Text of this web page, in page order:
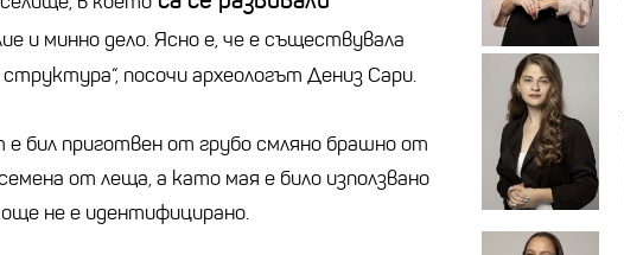
и минно дело. Ясно е, че е съществувала
посочи археологът Дениз Сари.
бил приготвен от грубо смляно брашно от
от леща, а като мая е било използвано
не е идентифицирано.